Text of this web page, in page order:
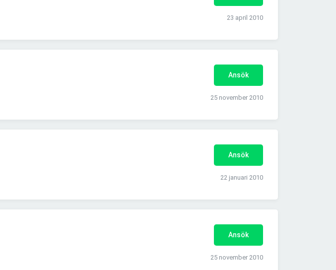
23 april 2010
Ansök
25 november 2010
Ansök
22 januari 2010
Ansök
25 november 2010